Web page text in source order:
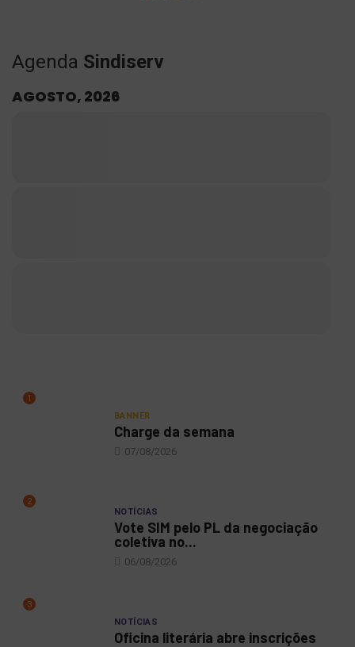
Agenda Sindiserv
AGOSTO, 2026
1
BANNER
Charge da semana
07/08/2026
2
NOTÍCIAS
Vote SIM pelo PL da negociação
coletiva no...
06/08/2026
3
NOTÍCIAS
Oficina literária abre inscrições